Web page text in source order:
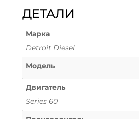
ДЕТАЛИ
Марка
Detroit Diesel
Модель
Двигатель
Series 60